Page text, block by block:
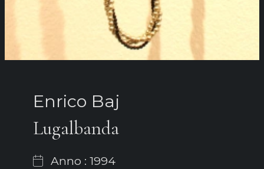
Enrico Baj
Lugalbanda
Anno : 1994